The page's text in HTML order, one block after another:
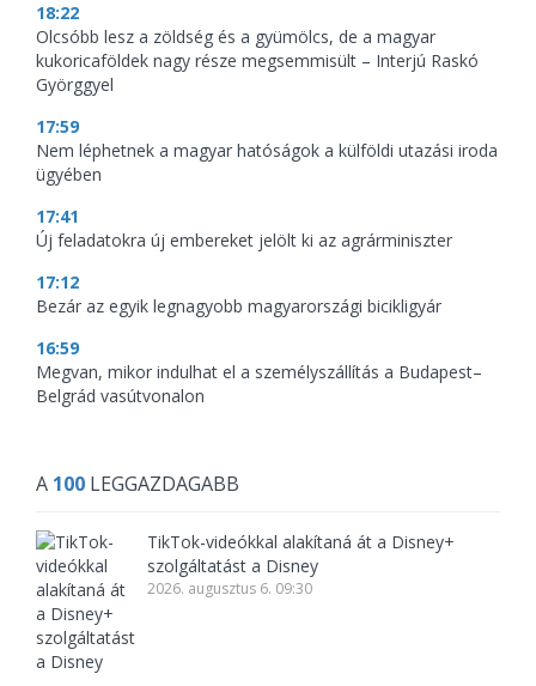
18:22
Olcsóbb lesz a zöldség és a gyümölcs, de a magyar
kukoricaföldek nagy része megsemmisült – Interjú Raskó
Györggyel
17:59
Nem léphetnek a magyar hatóságok a külföldi utazási iroda
ügyében
17:41
Új feladatokra új embereket jelölt ki az agrárminiszter
17:12
Bezár az egyik legnagyobb magyarországi bicikligyár
16:59
Megvan, mikor indulhat el a személyszállítás a Budapest–
Belgrád vasútvonalon
A 100 LEGGAZDAGABB
TikTok-videókkal alakítaná át a Disney+
szolgáltatást a Disney
2026. augusztus 6. 09:30